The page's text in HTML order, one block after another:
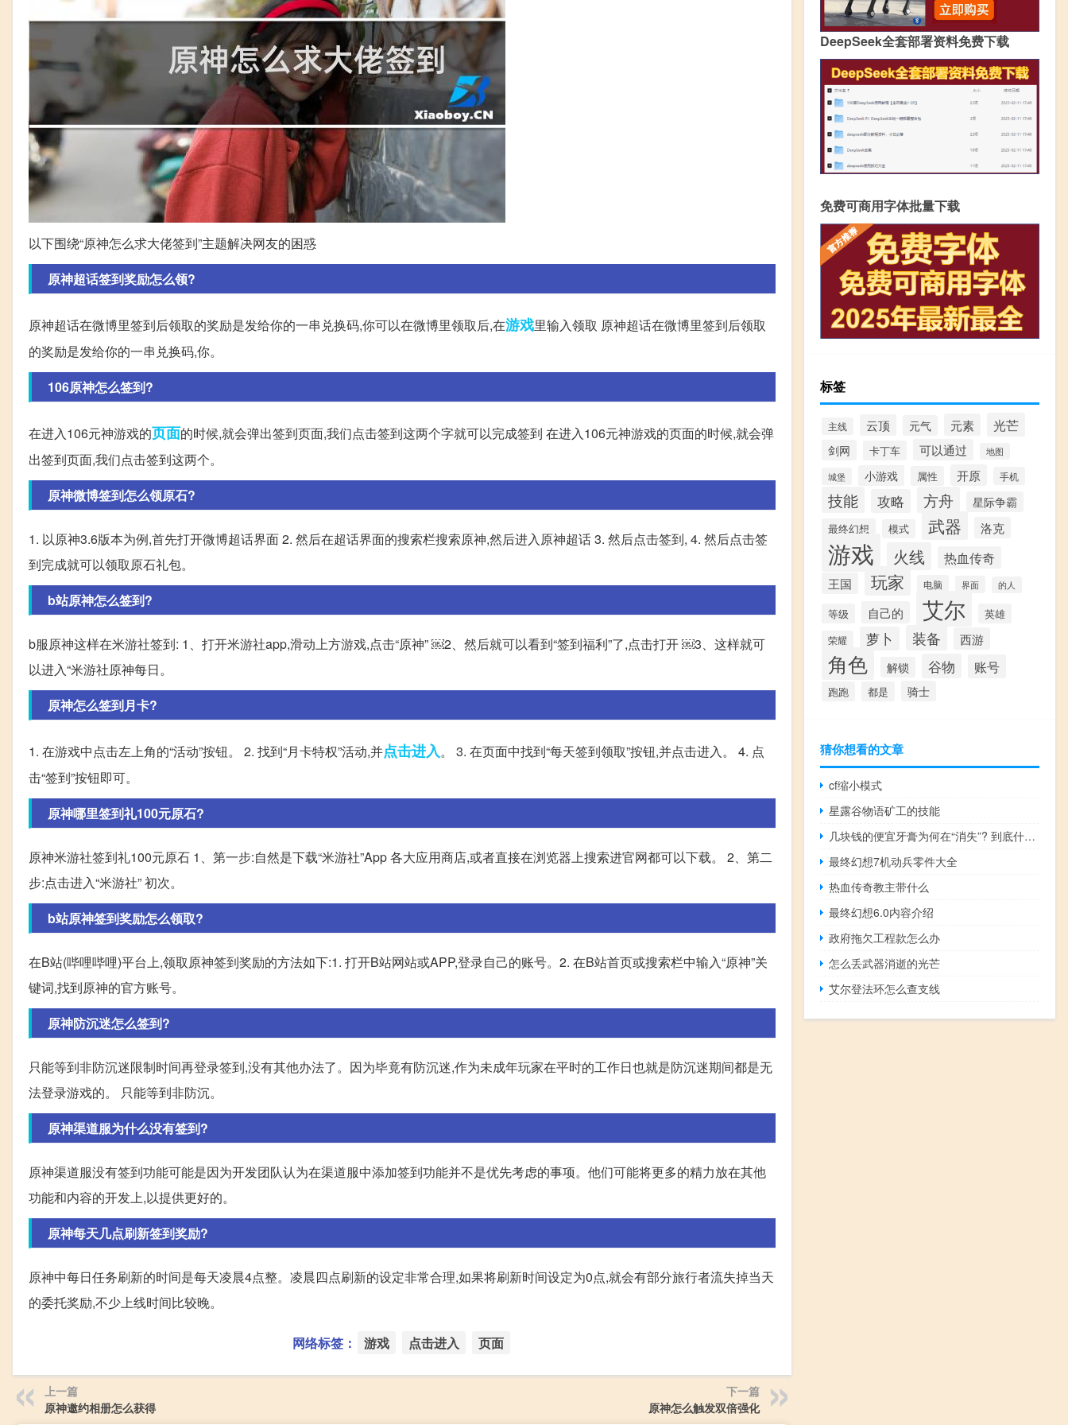
以下围绕“原神怎么求大佬签到”主题解决网友的困惑
原神超话签到奖励怎么领?
原神超话在微博里签到后领取的奖励是发给你的一串兑换码,你可以在微博里领取后,在游戏里输入领取 原神超话在微博里签到后领取
的奖励是发给你的一串兑换码,你。
106原神怎么签到?
在进入106元神游戏的页面的时候,就会弹出签到页面,我们点击签到这两个字就可以完成签到 在进入106元神游戏的页面的时候,就会弹
出签到页面,我们点击签到这两个。
原神微博签到怎么领原石?
1. 以原神3.6版本为例,首先打开微博超话界面 2. 然后在超话界面的搜索栏搜索原神,然后进入原神超话 3. 然后点击签到, 4. 然后点击签
到完成就可以领取原石礼包。
b站原神怎么签到?
b服原神这样在米游社签到: 1、打开米游社app,滑动上方游戏,点击“原神” ￼2、然后就可以看到“签到福利”了,点击打开 ￼3、这样就可
以进入“米游社原神每日。
原神怎么签到月卡?
1. 在游戏中点击左上角的“活动”按钮。 2. 找到“月卡特权”活动,并点击进入。 3. 在页面中找到“每天签到领取”按钮,并点击进入。 4. 点
击“签到”按钮即可。
原神哪里签到礼100元原石?
原神米游社签到礼100元原石 1、第一步:自然是下载“米游社”App 各大应用商店,或者直接在浏览器上搜索进官网都可以下载。 2、第二
步:点击进入“米游社” 初次。
b站原神签到奖励怎么领取?
在B站(哔哩哔哩)平台上,领取原神签到奖励的方法如下:1. 打开B站网站或APP,登录自己的账号。2. 在B站首页或搜索栏中输入“原神”关
键词,找到原神的官方账号。
原神防沉迷怎么签到?
只能等到非防沉迷限制时间再登录签到,没有其他办法了。因为毕竟有防沉迷,作为未成年玩家在平时的工作日也就是防沉迷期间都是无
法登录游戏的。 只能等到非防沉。
原神渠道服为什么没有签到?
原神渠道服没有签到功能可能是因为开发团队认为在渠道服中添加签到功能并不是优先考虑的事项。他们可能将更多的精力放在其他
功能和内容的开发上,以提供更好的。
原神每天几点刷新签到奖励?
原神中每日任务刷新的时间是每天凌晨4点整。凌晨四点刷新的设定非常合理,如果将刷新时间设定为0点,就会有部分旅行者流失掉当天
的委托奖励,不少上线时间比较晚。
网络标签： 游戏 点击进入 页面
上一篇
原神邀约相册怎么获得
下一篇
原神怎么触发双倍强化
DeepSeek全套部署资料免费下载
免费可商用字体批量下载
标签
主线 云顶 元气 元素 光芒
剑网 卡丁车 可以通过 地图
城堡 小游戏 属性 开原 手机
技能 攻略 方舟 星际争霸
最终幻想 模式 武器 洛克
游戏 火线 热血传奇
王国 玩家 电脑 界面 的人
等级 自己的 艾尔 英雄
荣耀 萝卜 装备 西游
角色 解锁 谷物 账号
跑跑 都是 骑士
猜你想看的文章
cf缩小模式
星露谷物语矿工的技能
几块钱的便宜牙膏为何在“消失”? 到底什么情况呢
最终幻想7机动兵零件大全
热血传奇教主带什么
最终幻想6.0内容介绍
政府拖欠工程款怎么办
怎么丢武器消逝的光芒
艾尔登法环怎么查支线